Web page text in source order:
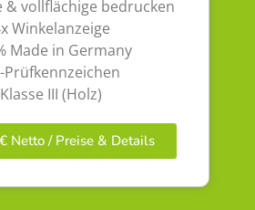
& vollflächige bedrucken
Winkelanzeige
Made in Germany
Prüfkennzeichen
Klasse III (Holz)
Netto / Preise & Details